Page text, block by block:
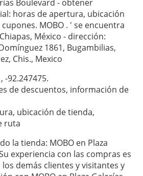
Boulevard - obtener
horas de apertura, ubicación
MOBO . ' se encuentra
México - dirección:
1861, Bugambilias,
Chis., Mexico
-92.247475.
de descuentos, información de
ubicación de tienda,
ruta
la tienda: MOBO en Plaza
experiencia con las compras es
demás clientes y visitantes y